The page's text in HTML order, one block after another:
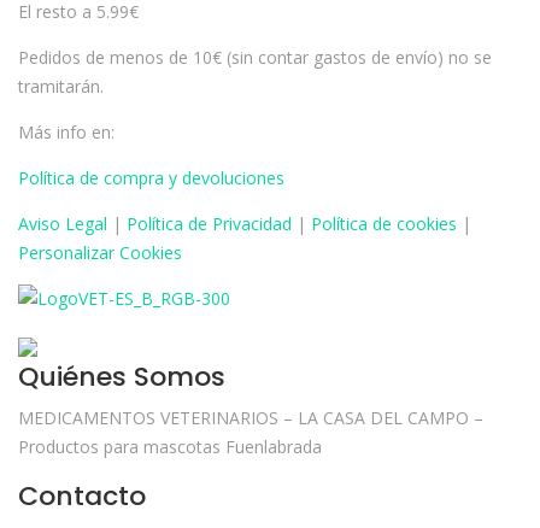
El resto a 5.99€
Pedidos de menos de 10€ (sin contar gastos de envío) no se
tramitarán.
Más info en:
Política de compra y devoluciones
Aviso Legal | Política de Privacidad | Política de cookies |
Personalizar Cookies
Quiénes Somos
MEDICAMENTOS VETERINARIOS – LA CASA DEL CAMPO –
Productos para mascotas Fuenlabrada
Contacto